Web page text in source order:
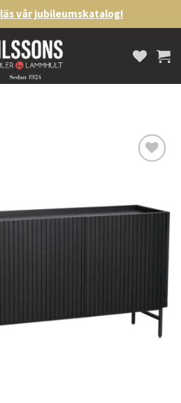
läs vår jubileumskatalog!
önskelistan